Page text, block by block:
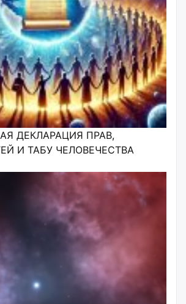
ДЕКЛАРАЦИЯ ПРАВ,
И ТАБУ ЧЕЛОВЕЧЕСТВА